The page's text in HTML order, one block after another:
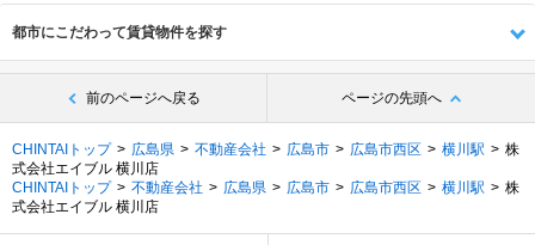
都市にこだわって賃貸物件を探す
前のページへ戻る ページの先頭へ
CHINTAIトップ 広島県 不動産会社 広島市 広島市西区 横川駅
株
式会社エイブル 横川店
CHINTAIトップ
不動産会社 広島県 広島市 広島市西区 横川駅
株
式会社エイブル 横川店